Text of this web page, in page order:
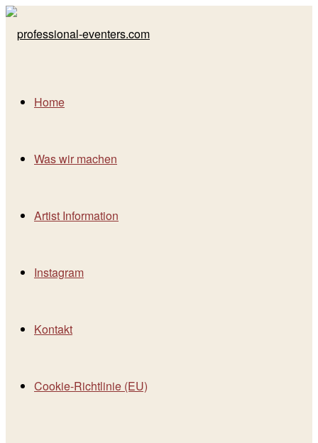
Home
Was wir machen
Artist Information
Instagram
Kontakt
Cookie-Richtlinie (EU)